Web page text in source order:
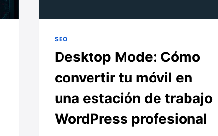
SEO
Desktop Mode: Cómo
convertir tu móvil en
una estación de trabajo
WordPress profesional